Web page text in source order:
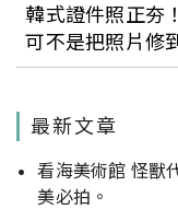
韓式證件照正夯
可不是把照片修
最新文章
看海美術館 怪獸
美必拍。